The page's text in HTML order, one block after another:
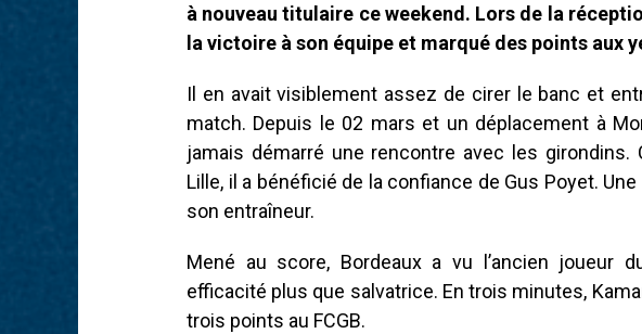
à nouveau titulaire ce weekend. Lors de la
la victoire à son équipe et marqué des points aux
Il en avait visiblement assez de cirer le banc et
match. Depuis le 02 mars et un déplacement à
jamais démarré une rencontre avec les girondins.
Lille, il a bénéficié de la confiance de Gus Poyet.
son entraîneur.
Mené au score, Bordeaux a vu l’ancien joueur
efficacité plus que salvatrice. En trois minutes,
trois points au FCGB.